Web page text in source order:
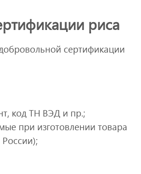
риса
сертификации
код ТН ВЭД и пр.;
при изготовлении товара